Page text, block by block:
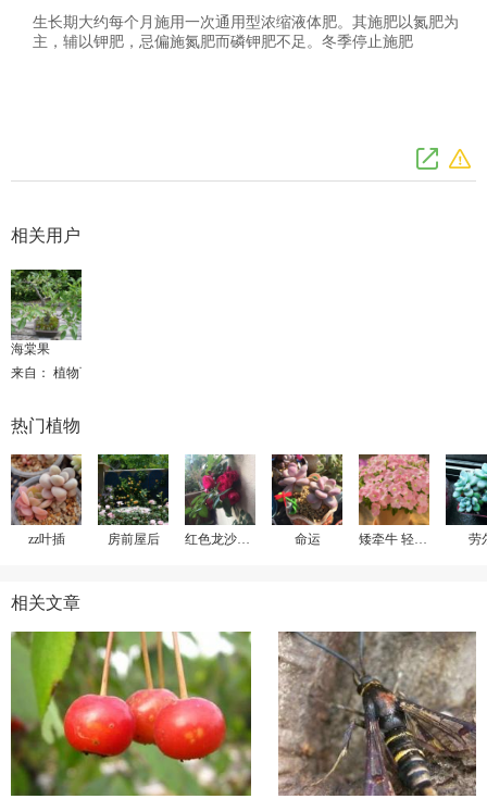
生长期大约每个月施用一次通用型浓缩液体肥。其施肥以氮肥为
主，辅以钾肥，忌偏施氮肥而磷钾肥不足。冬季停止施肥
相关用户
海棠果
来自： 植物百科
热门植物
zz叶插 房前屋后 红色龙沙宝石 命运 矮牵牛 轻浪贝壳粉 劳
相关文章